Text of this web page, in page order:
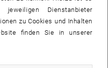
CEE, mit ihren Ambitionen
Kanäle der Fakultät und
eine externe URL in einem
Dienstanbieter
zu Cookies und Inhalten
finden Sie in unserer